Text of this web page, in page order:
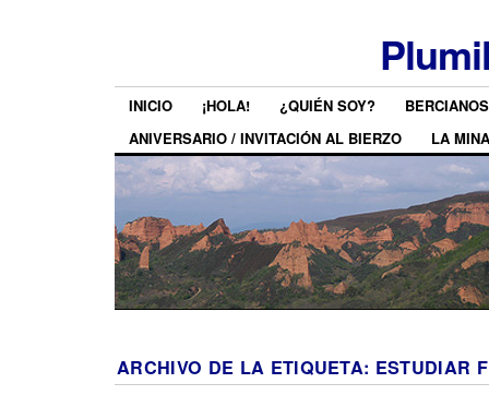
INICIO ¡HOLA! ¿QUIÉN SOY?
ANIVERSARIO / INVITACIÓN AL BIERZO
LA MINA
ARCHIVO DE LA ETIQUETA: ESTUDIAR